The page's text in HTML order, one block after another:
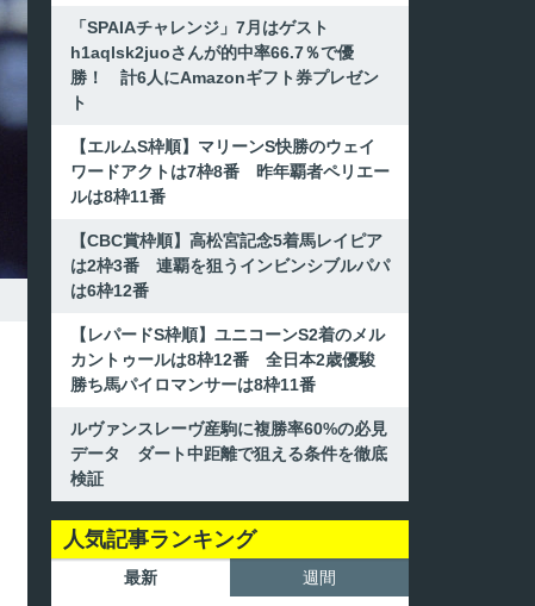
「SPAIAチャレンジ」7月はゲスト
h1aqlsk2juoさんが的中率66.7％で優
勝！ 計6人にAmazonギフト券プレゼン
ト
【エルムS枠順】マリーンS快勝のウェイ
ワードアクトは7枠8番 昨年覇者ペリエー
ルは8枠11番
【CBC賞枠順】高松宮記念5着馬レイピア
は2枠3番 連覇を狙うインビンシブルパパ
は6枠12番
【レパードS枠順】ユニコーンS2着のメル
カントゥールは8枠12番 全日本2歳優駿
勝ち馬パイロマンサーは8枠11番
ルヴァンスレーヴ産駒に複勝率60%の必見
データ ダート中距離で狙える条件を徹底
検証
人気記事ランキング
最新 週間